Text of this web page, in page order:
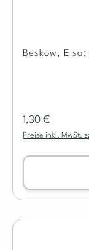
Beskow,
Regulärer Preis:
1,30 €
Preise inkl. MwSt.